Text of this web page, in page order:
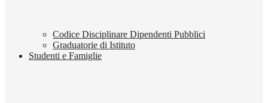
Codice Disciplinare Dipendenti Pubblici
Graduatorie di Istituto
Studenti e Famiglie